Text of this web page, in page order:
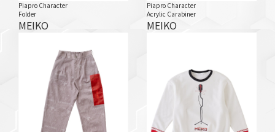
Piapro Character
Folder
MEIKO
Piapro Character
Acrylic Carabiner
MEIKO